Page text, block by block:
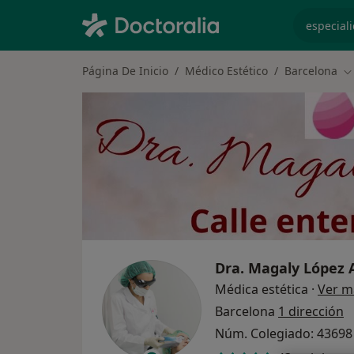
Página De Inicio Médico Estético Barcelona
Dra. Magaly López
Médica estética · Ver
Barcelona 1 dirección
Núm. Colegiado: 43698